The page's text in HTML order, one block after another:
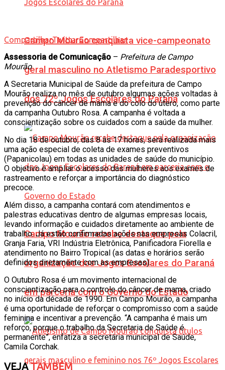
Campo Mourão conquista vice-campeonato
geral masculino no Atletismo Paradesportivo
dos 72º Jogos Escolares do Paraná
Campo Mourão recebe destaque pela
organização dos Jogos Escolares do Paraná
em parceria com o Governo do Estado
CompartilharTwittarCompartilhar
Assessoria de Comunicação – Prefeitura de Campo
Mourão
A Secretaria Municipal de Saúde da prefeitura de Campo
Mourão realiza no mês de outubro algumas ações voltadas à
prevenção do câncer de mama e do colo do útero, como parte
da campanha Outubro Rosa. A campanha é voltada a
conscientização sobre os cuidados com a saúde da mulher.
No dia 18 de outubro, das 8 às 17 horas, será realizada mais
uma ação especial de coleta de exames preventivos
(Papanicolau) em todas as unidades de saúde do município.
O objetivo é ampliar o acesso das mulheres aos exames de
rastreamento e reforçar a importância do diagnóstico
precoce.
Além disso, a campanha contará com atendimentos e
palestras educativas dentro de algumas empresas locais,
levando informação e cuidados diretamente ao ambiente de
trabalho. Já estão confirmadas ações nas empresas Colacril,
Granja Faria, VRI Indústria Eletrônica, Panificadora Fiorella e
atendimento no Bairro Tropical (as datas e horários serão
definidos diretamente com as empresas).
O Outubro Rosa é um movimento internacional de
conscientização para o controle do câncer de mama, criado
no início da década de 1990. Em Campo Mourão, a campanha
é uma oportunidade de reforçar o compromisso com a saúde
feminina e incentivar a prevenção. “A campanha é mais um
reforço, porque o trabalho da Secretaria de Saúde é
permanente”, enfatiza a secretária municipal de Saúde,
Camila Corchak.
VEJATAMBÉM